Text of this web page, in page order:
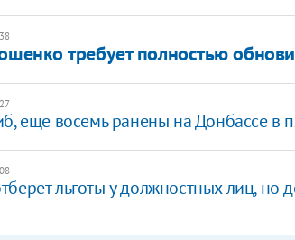
требует полностью
еще восемь ранены на Донбассе в
льготы у должностных лиц, но